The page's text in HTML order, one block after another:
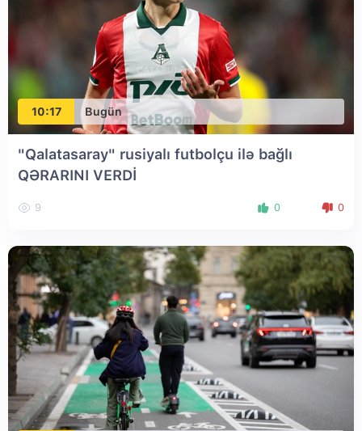
10:17 Bugün
"Qalatasaray" rusiyalı futbolçu ilə bağlı
QƏRARINI VERDİ
9 0 0